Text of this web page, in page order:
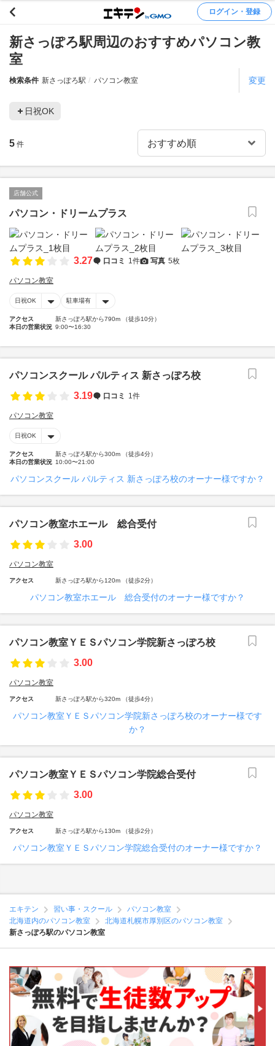
ログイン・登録
新さっぽろ駅周辺のおすすめパソコン教
室
検索条件 新さっぽろ駅 パソコン教室 変更
日祝OK
5 件
店舗公式
パソコン・ドリームプラス
3.27 口コミ 1件 写真 5枚
パソコン教室
日祝OK 駐車場有
アクセス
新さっぽろ駅から790m （徒歩10分）
本日の営業状況 9:00〜16:30
パソコンスクール パルティス 新さっぽろ校
3.19
口コミ 1件
パソコン教室
日祝OK
アクセス
新さっぽろ駅から300m （徒歩4分）
本日の営業状況 10:00〜21:00
パソコンスクール パルティス 新さっぽろ校のオーナー様ですか？
パソコン教室ホエール 総合受付
3.00
パソコン教室
アクセス 新さっぽろ駅から120m （徒歩2分）
パソコン教室ホエール 総合受付のオーナー様ですか？
パソコン教室ＹＥＳパソコン学院新さっぽろ校
3.00
パソコン教室
アクセス 新さっぽろ駅から320m （徒歩4分）
パソコン教室ＹＥＳパソコン学院新さっぽろ校のオーナー様です
か？
パソコン教室ＹＥＳパソコン学院総合受付
3.00
パソコン教室
アクセス 新さっぽろ駅から130m （徒歩2分）
パソコン教室ＹＥＳパソコン学院総合受付のオーナー様ですか？
エキテン 習い事・スクール
パソコン教室
北海道内のパソコン教室
北海道札幌市厚別区のパソコン教室
新さっぽろ駅のパソコン教室